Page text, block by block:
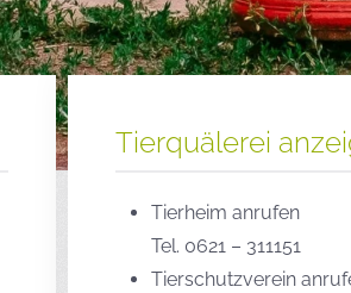
Tierquälerei
Tierheim anrufen
Tel. 0621 – 311151
Tierschutzverein